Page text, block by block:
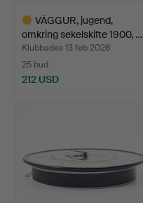
VÄGGUR, jugend,
omkring sekelskifte 1900, …
Klubbades 13 feb 2026
25 bud
212 USD